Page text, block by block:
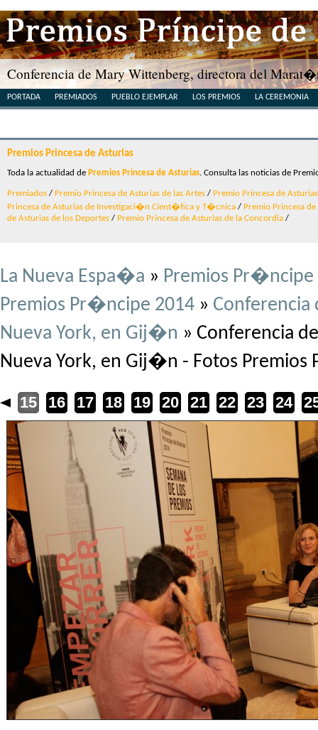
Conferencia de Mary Wittenberg, directora del
PORTADA PREMIADOS PUEBLO EJEMPLAR LOS PREMIOS LA CEREMONIA
Premios Princesa de Asturias
Toda la actualidad de Premios Princesa de Asturias. Consulta las noticias de
Premiados / Premio Princesa de Asturias de las Artes / Premio Princesa de
Princesa de Asturias de Investigaci�n Cient�fica y T�cnica / Premio Princesa
de Asturias de los Deportes / Premio Princesa de Asturias de la Concordia /
La Nueva Espa�a » Premios Pr�ncipe
Premios Pr�ncipe 2014 »
Nueva York, en Gij�n » Conferencia
Nueva York, en Gij�n - Fotos
15 16 17 18 19 20 21 22 23 24